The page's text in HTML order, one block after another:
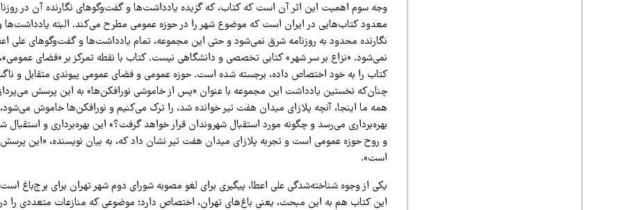
وجه سوم اهمیت این اثر آن است که کتاب، که گزیده یادداشت‌ها و گفت‌وگوهای نگارنده آن در
معدود کتاب‌هایی در ایران است که موضوع شهر را در حوزه عمومی مطرح می‌کند. البته
نگارنده محدود به روزنامه شرق نمی‌شود و حتی این مجموعه، تمام یادداشت‌ها و گفت‌وگوهای علی
نمی‌شود. «نزاع بر سر شهر» کتابی تخصصی و دانشگاهی نیست. کتاب با نقطه تمرکز بر «فضای
کتاب را به خود اختصاص داده، برجسته شده است. حوزه عمومی و فضای عمومی پیوندی متقابل و
چنان‌که نخستین یادداشت این مجموعه با عنوان «پس از خاموشی نورافکن‌ها» به این پرسش
همه ما اینجا، آنچه پلازای میدان هفت تیر خوانده شد، را ترک می‌کنیم و نورافکن‌ها خاموش
بهره‌برداری می‌رسد و چگونه مورد استقبال شهروندان قرار خواهد گرفت؟» این بهره‌برداری و استقبال
و روح حوزه عمومی است و تجربه پلازای میدان هفت تیر نشان داد که، به بیان نویسنده، «این
است».
یکی از وجوه شناخته‌شدگی علی اعطا، پیگیری برای لغو مصوبه شورای دوم شهر تهران برای برج‌باغ
این کتاب هم به این مبحث، یعنی باغ‌های تهران، اختصاص دارد؛ موضوعی که منازعات متعددی را